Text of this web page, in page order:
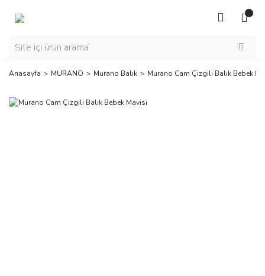
Anasayfa MURANO Murano Balık Murano Cam Çizgili Balık Bebek